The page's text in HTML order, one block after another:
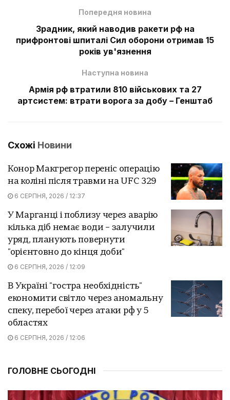
Попередня новина
Зрадник, який наводив ракети рф на
прифронтові шпиталі Сил оборони отримав 15
років ув'язнення
Наступна новина
Армія рф втратили 810 військових та 27
артсистем: втрати ворога за добу – Генштаб
Схожі Новини
Конор Макгрегор переніс операцію
на коліні після травми на UFC 329
6 СЕРПНЯ, 2026 / 12:37
У Марганці і поблизу через аварію
кілька діб немає води – залучили
уряд, планують повернути
"орієнтовно до кінця доби"
6 СЕРПНЯ, 2026 / 12:09
В Україні "гостра необхідність"
економити світло через аномальну
спеку, перебої через атаки рф у 5
областях
6 СЕРПНЯ, 2026 / 12:06
ГОЛОВНЕ СЬОГОДНІ